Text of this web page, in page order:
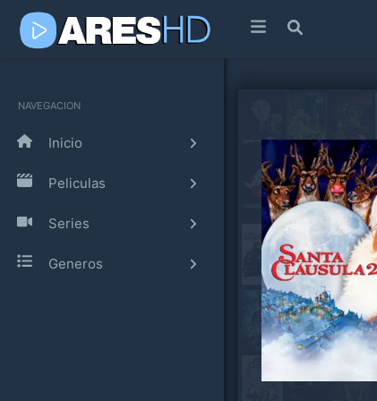
NAVEGACION
Inicio
Peliculas
Series
Generos